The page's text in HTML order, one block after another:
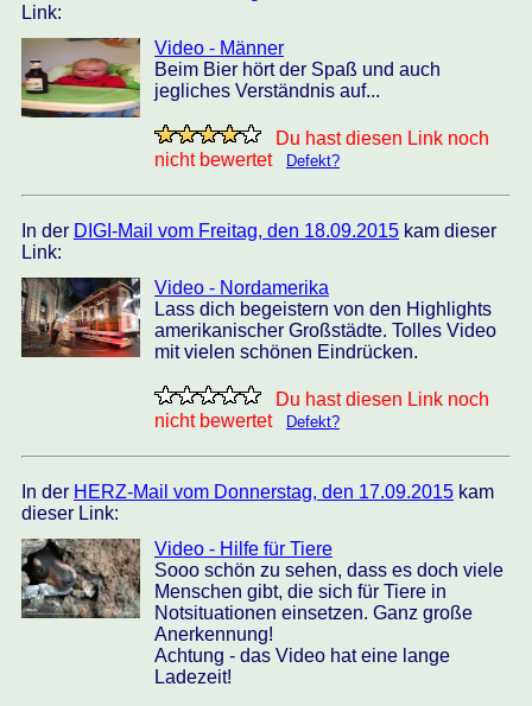
Link:
Video - Männer
Beim Bier hört der Spaß und auch
jegliches Verständnis auf...
Du hast diesen Link noch
nicht bewertet
Defekt?
In der DIGI-Mail vom Freitag, den 18.09.2015 kam dieser
Link:
Video - Nordamerika
Lass dich begeistern von den Highlights
amerikanischer Großstädte. Tolles Video
mit vielen schönen Eindrücken.
Du hast diesen Link noch
nicht bewertet
Defekt?
In der HERZ-Mail vom Donnerstag, den 17.09.2015 kam
dieser Link:
Video - Hilfe für Tiere
Sooo schön zu sehen, dass es doch viele
Menschen gibt, die sich für Tiere in
Notsituationen einsetzen. Ganz große
Anerkennung!
Achtung - das Video hat eine lange
Ladezeit!